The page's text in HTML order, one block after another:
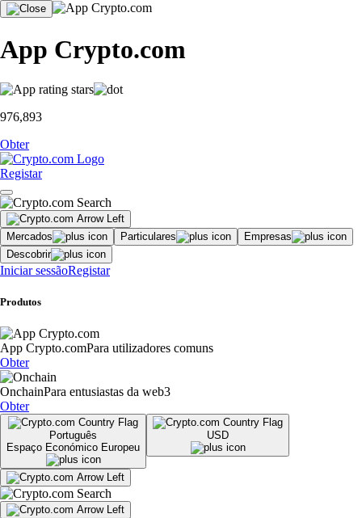
App Crypto.com
976,893
Obter
Registar
Mercados Particulares
Empresas
Descobrir
Iniciar sessãoRegistar
Produtos
App Crypto.comPara utilizadores comuns
Obter
OnchainPara entusiastas da web3
Obter
Português
Espaço Económico Europeu
USD